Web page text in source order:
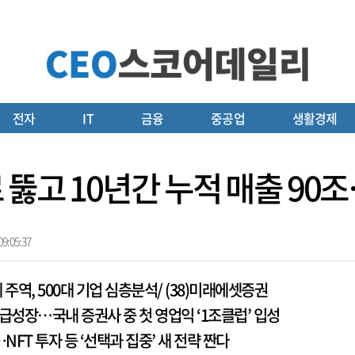
전자 IT 금융 중공업 생활경제
고 10년간 누적 매출 90
역, 500대 기업 심층분석/ (38)미래에셋증권
성장…국내 증권사 중 첫 영업익 ‘1조클럽’ 입성
투자 등 ‘선택과 집중’ 새 전략 짠다